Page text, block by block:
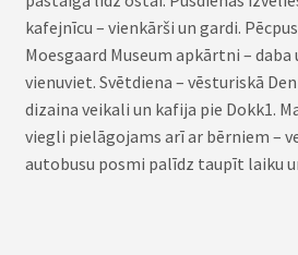
kafejnīcu – vienkārši un gardi.
Moesgaard Museum apkārtni –
vienuviet. Svētdiena – vēsturiskā
dizaina veikali un kafija pie Dokk1.
viegli pielāgojams arī ar bērniem –
autobusu posmi palīdz taupīt laiku